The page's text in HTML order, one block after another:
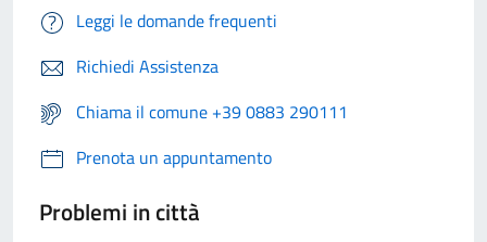
Leggi le domande frequenti
Richiedi Assistenza
Chiama il comune +39 0883 290111
Prenota un appuntamento
Problemi in città